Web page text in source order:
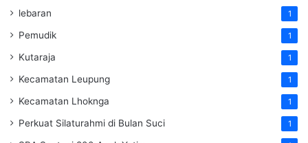
lebaran 1
Pemudik 1
Kutaraja 1
Kecamatan Leupung 1
Kecamatan Lhoknga 1
Perkuat Silaturahmi di Bulan Suci 1